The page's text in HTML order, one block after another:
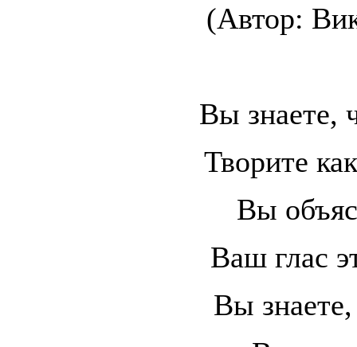
(Автор:
Вы знаете,
Творите
Вы
Ваш глас
Вы